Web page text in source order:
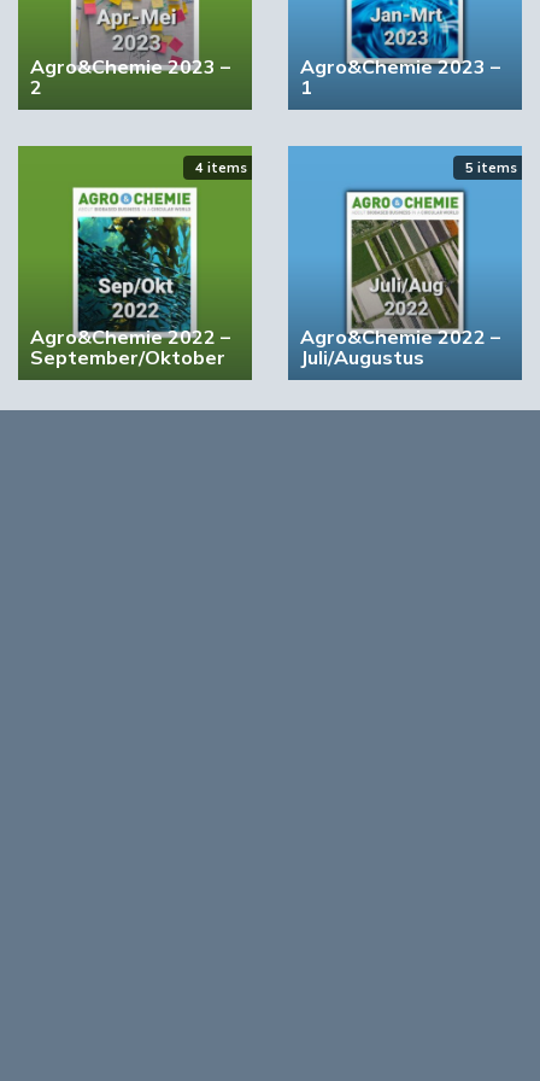
Het noordelijk innovatieplatform Biobased &
Agribusiness
Volgende
Louise Vet: Let op de bodem!
Lees ook
0
Agro&Chemie 2023 –
2
Agro&Chemie 2023 –
1
4 items
Agro&Chemie 2022 –
September/Oktober
5 items
Agro&Chemie 2022 –
Juli/Augustus